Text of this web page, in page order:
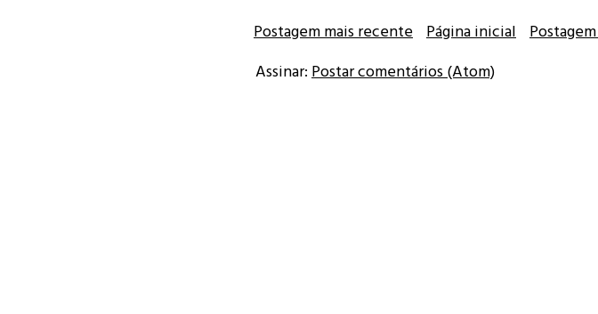
Postagem mais recente Página inicial
Assinar: Postar comentários (Atom)